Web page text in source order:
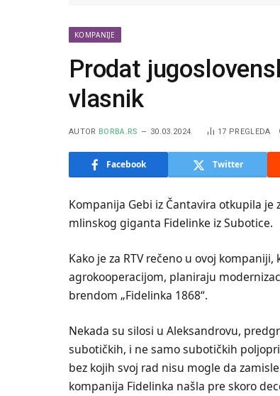
KOMPANIJE
Prodat
vlasnik
AUTOR BORBA.RS 30.03.2024. 17 PREGLEDA
Facebook Twitter
Kompanija Gebi iz Čantavira otkupila
mlinskog giganta Fidelinke iz Subotice.
Kako je za RTV rečeno u ovoj
agrokooperacijom, planiraju
brendom „Fidelinka 1868“.
Nekada su silosi u Aleksandrovu,
subotičkih, i ne samo subotičkih
bez kojih svoj rad nisu mogle da
kompanija Fidelinka našla pre skoro